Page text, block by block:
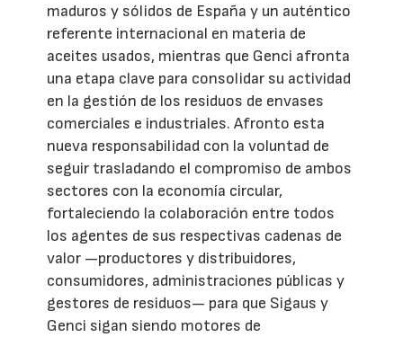
maduros y sólidos de España y un auténtico
referente internacional en materia de
aceites usados, mientras que Genci afronta
una etapa clave para consolidar su actividad
en la gestión de los residuos de envases
comerciales e industriales. Afronto esta
nueva responsabilidad con la voluntad de
seguir trasladando el compromiso de ambos
sectores con la economía circular,
fortaleciendo la colaboración entre todos
los agentes de sus respectivas cadenas de
valor —productores y distribuidores,
consumidores, administraciones públicas y
gestores de residuos— para que Sigaus y
Genci sigan siendo motores de